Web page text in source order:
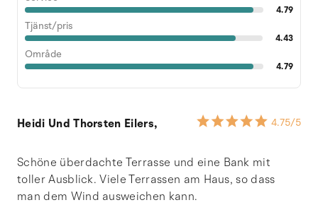
4.79
Tjänst/pris
4.43
Område
4.79
Heidi Und Thorsten Eilers, 4.75/5
Schöne überdachte Terrasse und eine Bank mit
toller Ausblick. Viele Terrassen am Haus, so dass
man dem Wind ausweichen kann.